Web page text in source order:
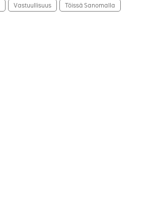
Vastuullisuus Töissä Sanomalla